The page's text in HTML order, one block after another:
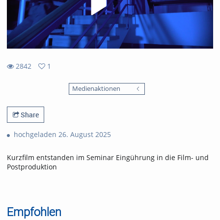
2842
1
Medienaktionen
Share
hochgeladen 26. August 2025
Kurzfilm entstanden im Seminar Eingührung in die Film- und
Postproduktion
Empfohlen